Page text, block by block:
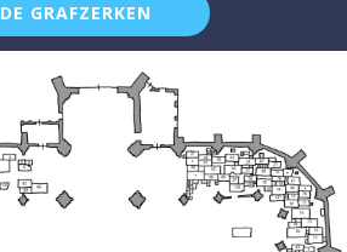
DE GRAFZERKEN